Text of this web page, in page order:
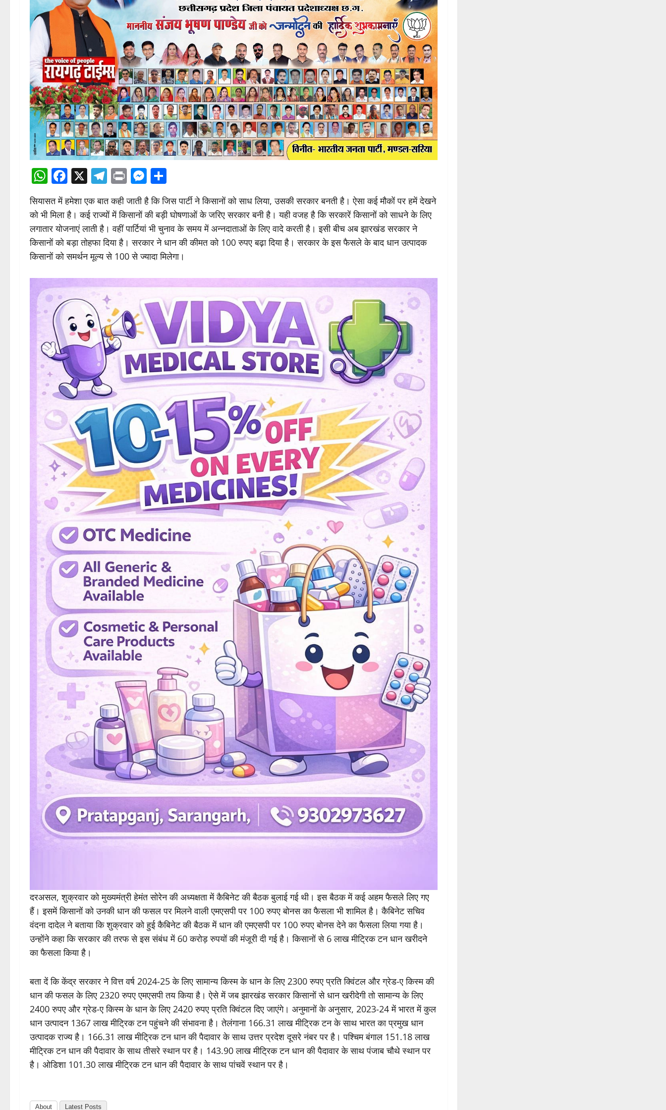
WhatsApp
FacebookTelegram
PrintMessenger
Share
सियासत में हमेशा एक बात कही जाती है कि जिस पार्टी ने किसानों को साध लिया, उसकी सरकार बनती है। ऐसा कई मौकों पर हमें देखने
को भी मिला है। कई राज्यों में किसानों की बड़ी घोषणाओं के जरिए सरकार बनी है। यही वजह है कि सरकारें किसानों को साधने के लिए
लगातार योजनाएं लाती है। वहीं पार्टियां भी चुनाव के समय में अन्नदाताओं के लिए वादे करती है। इसी बीच अब झारखंड सरकार ने
किसानों को बड़ा तोहफा दिया है। सरकार ने धान की कीमत को 100 रुपए बढ़ा दिया है। सरकार के इस फैसले के बाद धान उत्पादक
दरअसल, शुक्रवार को मुख्यमंत्री हेमंत सोरेन की अध्यक्षता में कैबिनेट की बैठक बुलाई गई थी। इस बैठक में कई अहम फैसले लिए गए
हैं। इसमें किसानों को उनकी धान की फसल पर मिलने वाली एमएसपी पर 100 रुपए बोनस का फैसला भी शामिल है। कैबिनेट सचिव
वंदना दादेल ने बताया कि शुक्रवार को हुई कैबिनेट की बैठक में धान की एमएसपी पर 100 रुपए बोनस देने का फैसला लिया गया है।
उन्होंने कहा कि सरकार की तरफ से इस संबंध में 60 करोड़ रुपयों की मंजूरी दी गई है। किसानों से 6 लाख मीट्रिक टन धान खरीदने
बता दें कि केंद्र सरकार ने वित्त वर्ष 2024-25 के लिए सामान्य किस्म के धान के लिए 2300 रुपए प्रति क्विंटल और ग्रेड-ए किस्म की
धान की फसल के लिए 2320 रुपए एमएसपी तय किया है। ऐसे में जब झारखंड सरकार किसानों से धान खरीदेगी तो सामान्य के लिए
2400 रुपए और ग्रेड-ए किस्म के धान के लिए 2420 रुपए प्रति क्विंटल दिए जाएंगे। अनुमानों के अनुसार, 2023-24 में भारत में कुल
धान उत्पादन 1367 लाख मीट्रिक टन पहुंचने की संभावना है। तेलंगाना 166.31 लाख मीट्रिक टन के साथ भारत का प्रमुख धान
उत्पादक राज्य है। 166.31 लाख मीट्रिक टन धान की पैदावार के साथ उत्तर प्रदेश दूसरे नंबर पर है। पश्चिम बंगाल 151.18 लाख
मीट्रिक टन धान की पैदावार के साथ तीसरे स्थान पर है। 143.90 लाख मीट्रिक टन धान की पैदावार के साथ पंजाब चौथे स्थान पर